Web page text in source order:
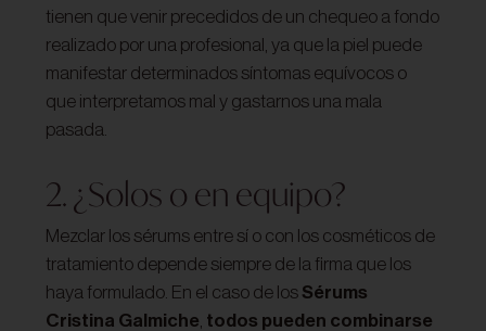
tienen que venir precedidos de un chequeo a fondo
realizado por una profesional, ya que la piel puede
manifestar determinados síntomas equívocos o
que interpretamos mal y gastarnos una mala
pasada.
2. ¿Solos o en equipo?
Mezclar los sérums entre sí o con los cosméticos de
tratamiento depende siempre de la firma que los
haya formulado. En el caso de los Sérums
Cristina Galmiche todos pueden combinarse